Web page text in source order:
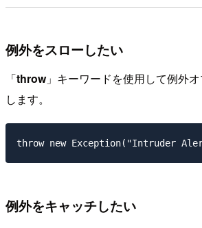
例外をスローしたい
「throw」キーワードを使用して例外
します。
例外をキャッチしたい